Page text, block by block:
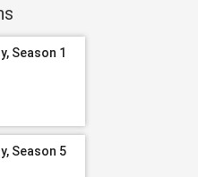
Season 1
Season 5